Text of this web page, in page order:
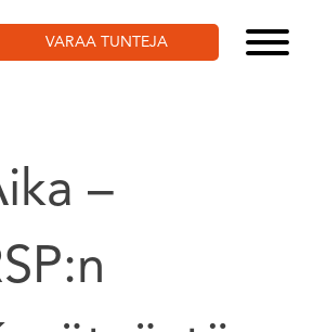
VARAA TUNTEJA
–